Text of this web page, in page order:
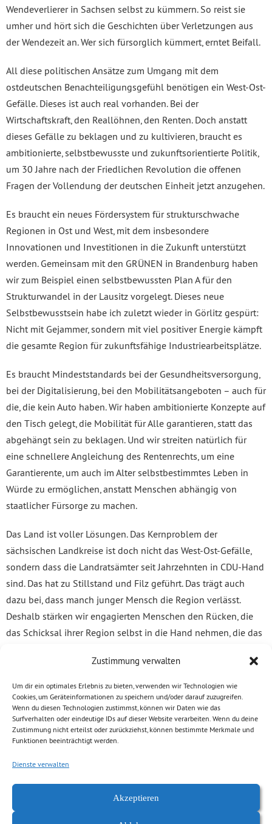
Zustimmung verwalten
Um dir ein optimales Erlebnis zu bieten, verwenden wir Technologien wie
Cookies, um Geräteinformationen zu speichern und/oder darauf zuzugreifen.
Wenn du diesen Technologien zustimmst, können wir Daten wie das
Surfverhalten oder eindeutige IDs auf dieser Website verarbeiten. Wenn du deine
Zustimmung nicht erteilst oder zurückziehst, können bestimmte Merkmale und
Funktionen beeinträchtigt werden.
Dienste verwalten
Akzeptieren
Wendeverlierer in Sachsen selbst zu kümmern. So reist sie
umher und hört sich die Geschichten über Verletzungen aus
der Wendezeit an. Wer sich fürsorglich kümmert, erntet Beifall.
All diese politischen Ansätze zum Umgang mit dem
ostdeutschen Benachteiligungsgefühl benötigen ein West-Ost-
Gefälle. Dieses ist auch real vorhanden. Bei der
Wirtschaftskraft, den Reallöhnen, den Renten. Doch anstatt
dieses Gefälle zu beklagen und zu kultivieren, braucht es
ambitionierte, selbstbewusste und zukunftsorientierte Politik,
um 30 Jahre nach der Friedlichen Revolution die offenen
Fragen der Vollendung der deutschen Einheit jetzt anzugehen.
Es braucht ein neues Fördersystem für strukturschwache
Regionen in Ost und West, mit dem insbesondere
Innovationen und Investitionen in die Zukunft unterstützt
werden. Gemeinsam mit den GRÜNEN in Brandenburg haben
wir zum Beispiel einen selbstbewussten Plan A für den
Strukturwandel in der Lausitz vorgelegt. Dieses neue
Selbstbewusstsein habe ich zuletzt wieder in Görlitz gespürt:
Nicht mit Gejammer, sondern mit viel positiver Energie kämpft
die gesamte Region für zukunftsfähige Industriearbeitsplätze.
Es braucht Mindeststandards bei der Gesundheitsversorgung,
bei der Digitalisierung, bei den Mobilitätsangeboten – auch für
die, die kein Auto haben. Wir haben ambitionierte Konzepte auf
den Tisch gelegt, die Mobilität für Alle garantieren, statt das
abgehängt sein zu beklagen. Und wir streiten natürlich für
eine schnellere Angleichung des Rentenrechts, um eine
Garantierente, um auch im Alter selbstbestimmtes Leben in
Würde zu ermöglichen, anstatt Menschen abhängig von
staatlicher Fürsorge zu machen.
Das Land ist voller Lösungen. Das Kernproblem der
sächsischen Landkreise ist doch nicht das West-Ost-Gefälle,
sondern dass die Landratsämter seit Jahrzehnten in CDU-Hand
sind. Das hat zu Stillstand und Filz geführt. Das trägt auch
dazu bei, dass manch junger Mensch die Region verlässt.
Deshalb stärken wir engagierten Menschen den Rücken, die
das Schicksal ihrer Region selbst in die Hand nehmen, die das
gesellschaftliche Öffnung einsetzen.
Und deshalb wollen wir nicht wie die anderen Parteien
politisches Kapital aus den Benachteiligungsgefühlen
schlagen.
Politikansatz der Bürgerbewegung von 1989. Für eine aktive
Zivilgesellschaft, die die Regierung wachsam kontrolliert und
sich einmischt. Denn wenn die Entwicklung einer aktiven,
demokratischen Bürgergesellschaft zugelassen und gefördert